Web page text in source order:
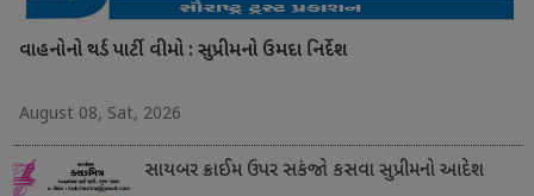
વાહનોનો થર્ડ પાર્ટી વીમો : સુપ્રીમનો ઉમદા નિર્દેશ
August 08, Sat, 2026
સાયબર ક્રાઈમ ઉપર સકંજો કસવા સુપ્રીમનો આદેશ